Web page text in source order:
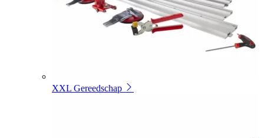
XXL Gereedschap